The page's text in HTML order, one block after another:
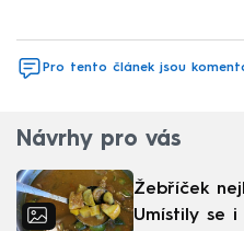
Pro tento článek jsou
Návrhy pro vás
Žebříček
Umístily se i